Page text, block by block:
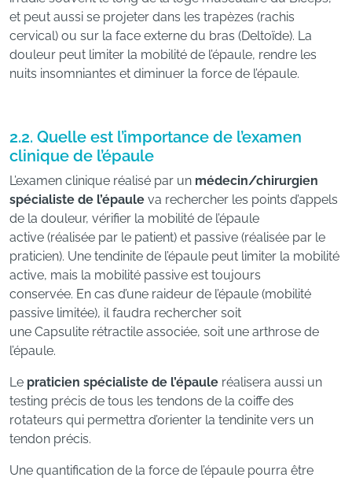
et peut aussi se projeter dans les trapèzes (rachis
cervical) ou sur la face externe du bras (Deltoïde). La
douleur peut limiter la mobilité de l’épaule, rendre les
nuits insomniantes et diminuer la force de l’épaule.
2.2. Quelle est l’importance de l’examen
clinique de l’épaule
L’examen clinique réalisé par un médecin/chirurgien
spécialiste de l’épaule va rechercher les points d’appels
de la douleur, vérifier la mobilité de l’épaule
active (réalisée par le patient) et passive (réalisée par le
praticien). Une tendinite de l’épaule peut limiter la mobilité
active, mais la mobilité passive est toujours
conservée. En cas d’une raideur de l’épaule (mobilité
passive limitée), il faudra rechercher soit
une Capsulite rétractile associée, soit une arthrose de
l’épaule.
Le praticien spécialiste de l’épaule réalisera aussi un
testing précis de tous les tendons de la coiffe des
rotateurs qui permettra d’orienter la tendinite vers un
tendon précis.
Une quantification de la force de l’épaule pourra être